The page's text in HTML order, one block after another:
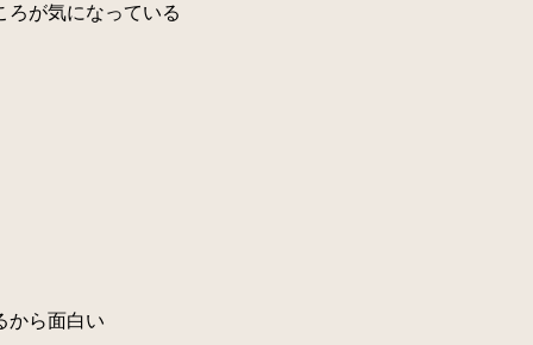
が気になっている
から面白い